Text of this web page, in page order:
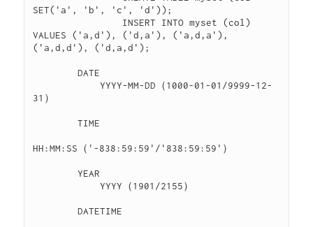
SET('a', 'b', 'c', 'd'));
VALUES ('a,d'), ('d,a'), ('a,d,a'),
('a,d,d'), ('d,a,d');
        DATE
            YYYY-MM-DD（1000-01-01/9999-12-
31）
        TIME
HH:MM:SS（'-838:59:59'/'838:59:59'）
        YEAR
            YYYY（1901/2155）
        DATETIME